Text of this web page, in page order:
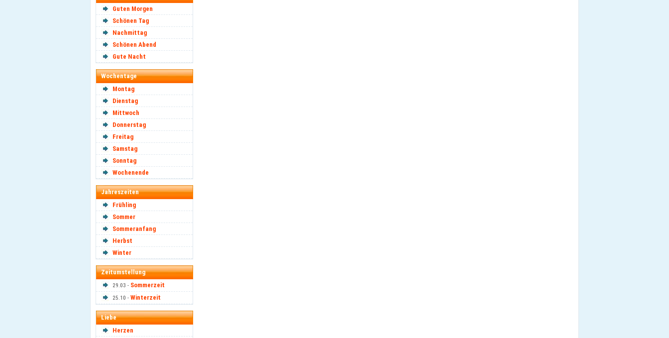
Guten Morgen
Schönen Tag
Nachmittag
Schönen Abend
Gute Nacht
Wochentage
Montag
Dienstag
Mittwoch
Donnerstag
Freitag
Samstag
Sonntag
Wochenende
Jahreszeiten
Frühling
Sommer
Sommeranfang
Herbst
Winter
Zeitumstellung
29.03 - Sommerzeit
25.10 - Winterzeit
Liebe
Herzen